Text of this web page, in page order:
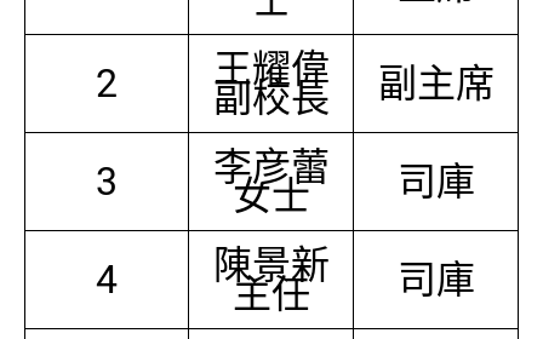
2 王耀偉
副校長 副主席
3 李彦蕾
女士 司庫
4 陳景新
主任 司庫